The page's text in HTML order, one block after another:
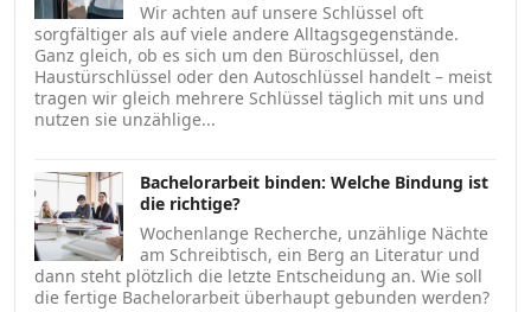
Wir achten auf unsere Schlüssel oft
sorgfältiger als auf viele andere Alltagsgegenstände.
Ganz gleich, ob es sich um den Büroschlüssel, den
Haustürschlüssel oder den Autoschlüssel handelt – meist
tragen wir gleich mehrere Schlüssel täglich mit uns und
nutzen sie unzählige...
Bachelorarbeit binden: Welche Bindung ist
die richtige?
Wochenlange Recherche, unzählige Nächte
am Schreibtisch, ein Berg an Literatur und
dann steht plötzlich die letzte Entscheidung an. Wie soll
die fertige Bachelorarbeit überhaupt gebunden werden?